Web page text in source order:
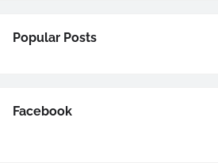
Popular Posts
Facebook